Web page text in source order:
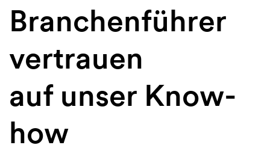
Branchenführer
vertrauen
auf unser Know-
how